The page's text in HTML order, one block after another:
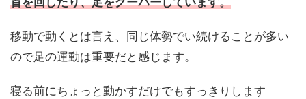
移動で動くとは言え、同じ体勢でい続けることが多い
ので足の運動は重要だと感じます。
寝る前にちょっと動かすだけでもすっきりします